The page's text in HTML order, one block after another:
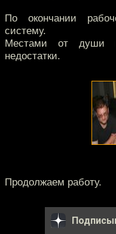
По окончании
систему.
Местами от души
недостатки.
Продолжаем работу.